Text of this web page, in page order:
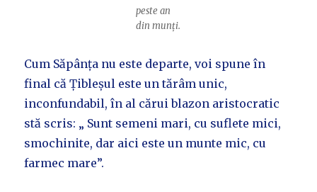
peste an
din munți.
Cum Săpânța nu este departe, voi spune în
final că Țibleșul este un tărâm unic,
inconfundabil, în al cărui blazon aristocratic
stă scris: „ Sunt semeni mari, cu suflete mici,
smochinite, dar aici este un munte mic, cu
farmec mare”.